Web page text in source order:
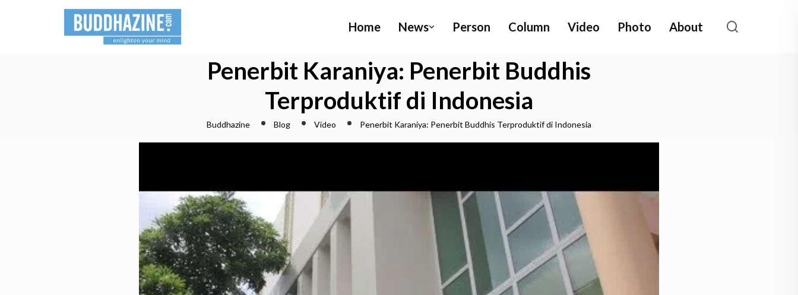
Home News Person Column Video Photo About
Penerbit Karaniya: Penerbit Buddhis
Terproduktif di Indonesia
Buddhazine Blog Video Penerbit Karaniya: Penerbit Buddhis Terproduktif di Indonesia